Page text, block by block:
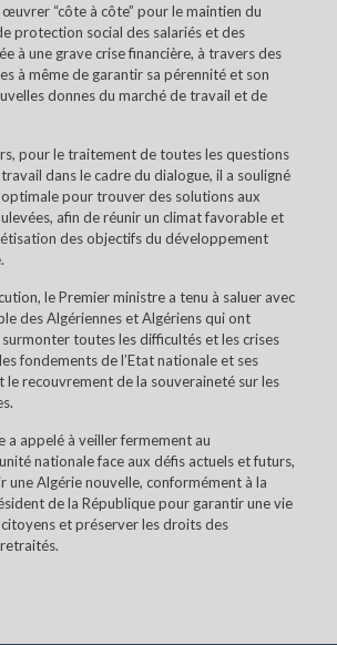
“côte à côte” pour le maintien du
protection social des salariés et des
à une grave crise financière, à travers des
à même de garantir sa pérennité et son
donnes du marché de travail et de
pour le traitement de toutes les questions
dans le cadre du dialogue, il a souligné
optimale pour trouver des solutions aux
afin de réunir un climat favorable et
des objectifs du développement
le Premier ministre a tenu à saluer avec
des Algériennes et Algériens qui ont
toutes les difficultés et les crises
fondements de l’Etat nationale et ses
le recouvrement de la souveraineté sur les
a appelé à veiller fermement au
nationale face aux défis actuels et futurs,
une Algérie nouvelle, conformément à la
de la République pour garantir une vie
et préserver les droits des